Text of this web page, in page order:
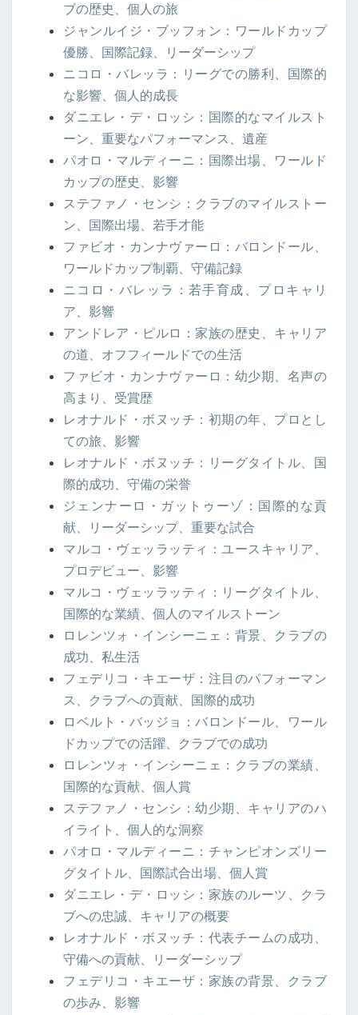
ブの歴史、個人の旅
ジャンルイジ・ブッフォン：ワールドカップ
優勝、国際記録、リーダーシップ
ニコロ・バレッラ：リーグでの勝利、国際的
な影響、個人的成長
ダニエレ・デ・ロッシ：国際的なマイルスト
ーン、重要なパフォーマンス、遺産
パオロ・マルディーニ：国際出場、ワールド
カップの歴史、影響
ステファノ・センシ：クラブのマイルストー
ン、国際出場、若手才能
ファビオ・カンナヴァーロ：バロンドール、
ワールドカップ制覇、守備記録
ニコロ・バレッラ：若手育成、プロキャリ
ア、影響
アンドレア・ピルロ：家族の歴史、キャリア
の道、オフフィールドでの生活
ファビオ・カンナヴァーロ：幼少期、名声の
高まり、受賞歴
レオナルド・ボヌッチ：初期の年、プロとし
ての旅、影響
レオナルド・ボヌッチ：リーグタイトル、国
際的成功、守備の栄誉
ジェンナーロ・ガットゥーゾ：国際的な貢
献、リーダーシップ、重要な試合
マルコ・ヴェッラッティ：ユースキャリア、
プロデビュー、影響
マルコ・ヴェッラッティ：リーグタイトル、
国際的な業績、個人のマイルストーン
ロレンツォ・インシーニェ：背景、クラブの
成功、私生活
フェデリコ・キエーザ：注目のパフォーマン
ス、クラブへの貢献、国際的成功
ロベルト・バッジョ：バロンドール、ワール
ドカップでの活躍、クラブでの成功
ロレンツォ・インシーニェ：クラブの業績、
国際的な貢献、個人賞
ステファノ・センシ：幼少期、キャリアのハ
イライト、個人的な洞察
パオロ・マルディーニ：チャンピオンズリー
グタイトル、国際試合出場、個人賞
ダニエレ・デ・ロッシ：家族のルーツ、クラ
ブへの忠誠、キャリアの概要
レオナルド・ボヌッチ：代表チームの成功、
守備への貢献、リーダーシップ
フェデリコ・キエーザ：家族の背景、クラブ
の歩み、影響